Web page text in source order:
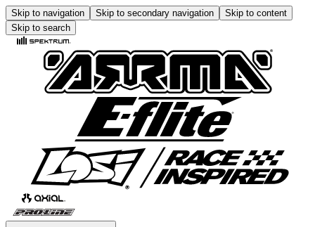
Skip to navigation Skip to secondary navigation
Skip to content
Skip to search